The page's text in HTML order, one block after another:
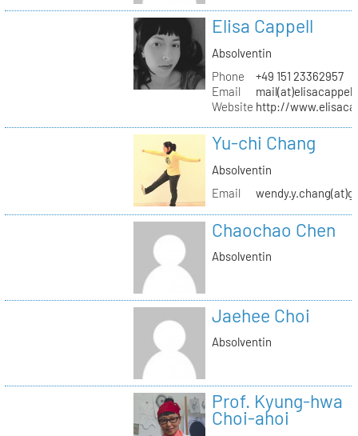
Elisa Cappell
Absolventin
Phone
+49 151 23362957
Email
Website http://
Yu-chi Chang
Absolventin
Email
Chaochao Chen
Absolventin
Jaehee Choi
Absolventin
Prof. Kyung-hwa
Choi-ahoi